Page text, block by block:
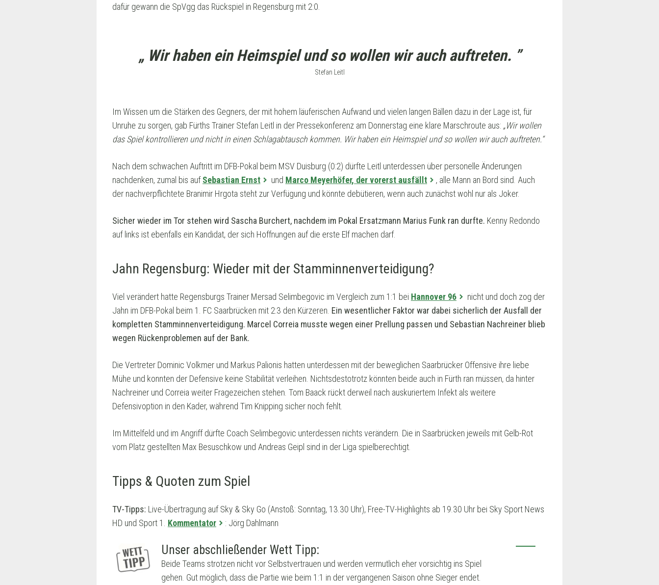
dafür gewann die SpVgg das Rückspiel in Regensburg mit 2:0.
„ Wir haben ein Heimspiel und so wollen wir auch auftreten. ”
Stefan Leitl
Im Wissen um die Stärken des Gegners, der mit hohem läuferischen Aufwand und vielen langen Bällen dazu in der Lage ist, für
Unruhe zu sorgen, gab Fürths Trainer Stefan Leitl in der Pressekonferenz am Donnerstag eine klare Marschroute aus: „Wir wollen
das Spiel kontrollieren und nicht in einen Schlagabtausch kommen. Wir haben ein Heimspiel und so wollen wir auch auftreten.“
Nach dem schwachen Auftritt im DFB-Pokal beim MSV Duisburg (0:2) dürfte Leitl unterdessen über personelle Änderungen
nachdenken, zumal bis aufSebastian Ernst und Marco Meyerhöfer, der vorerst ausfällt
, alle Mann an Bord sind. Auch
der nachverpflichtete Branimir Hrgota steht zur Verfügung und könnte debütieren, wenn auch zunächst wohl nur als Joker.
Sicher wieder im Tor stehen wird Sascha Burchert, nachdem im Pokal Ersatzmann Marius Funk ran durfte. Kenny Redondo
auf links ist ebenfalls ein Kandidat, der sich Hoffnungen auf die erste Elf machen darf.
Jahn Regensburg: Wieder mit der Stamminnenverteidigung?
Viel verändert hatte Regensburgs Trainer Mersad Selimbegovic im Vergleich zum 1:1 bei Hannover 96
nicht und doch zog der
Jahn im DFB-Pokal beim 1. FC Saarbrücken mit 2:3 den Kürzeren. Ein wesentlicher Faktor war dabei sicherlich der Ausfall der
kompletten Stamminnenverteidigung. Marcel Correia musste wegen einer Prellung passen und Sebastian Nachreiner blieb
wegen Rückenproblemen auf der Bank.
Die Vertreter Dominic Volkmer und Markus Palionis hatten unterdessen mit der beweglichen Saarbrücker Offensive ihre liebe
Mühe und konnten der Defensive keine Stabilität verleihen. Nichtsdestotrotz könnten beide auch in Fürth ran müssen, da hinter
Nachreiner und Correia weiter Fragezeichen stehen. Tom Baack rückt derweil nach auskuriertem Infekt als weitere
Defensivoption in den Kader, während Tim Knipping sicher noch fehlt.
Im Mittelfeld und im Angriff dürfte Coach Selimbegovic unterdessen nichts verändern. Die in Saarbrücken jeweils mit Gelb-Rot
vom Platz gestellten Max Besuschkow und Andreas Geipl sind in der Liga spielberechtigt.
Tipps & Quoten zum Spiel
TV-Tipps: Live-Übertragung auf Sky & Sky Go (Anstoß: Sonntag, 13.30 Uhr), Free-TV-Highlights ab 19.30 Uhr bei Sky Sport News
HD und Sport 1. Kommentator : Jörg Dahlmann
Unser abschließender Wett Tipp:
Beide Teams strotzen nicht vor Selbstvertrauen und werden vermutlich eher vorsichtig ins Spiel
gehen. Gut möglich, dass die Partie wie beim 1:1 in der vergangenen Saison ohne Sieger endet.